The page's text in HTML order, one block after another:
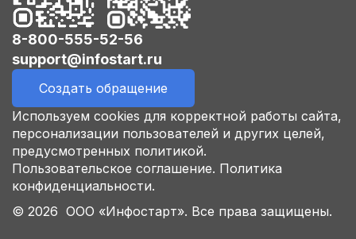
8-800-555-52-56
support@infostart.ru
Создать обращение
Используем cookies для корректной работы сайта,
персонализации пользователей и других целей,
предусмотренных политикой.
Пользовательское соглашение. Политика
конфиденциальности.
© 2026 ООО «Инфостарт». Все права защищены.